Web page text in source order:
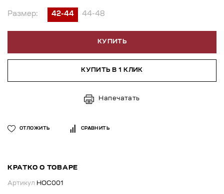
Размер: 42-44 44-48
КУПИТЬ
КУПИТЬ В 1 КЛИК
Напечатать
ОТЛОЖИТЬ СРАВНИТЬ
КРАТКО О ТОВАРЕ
Артикул НОС001